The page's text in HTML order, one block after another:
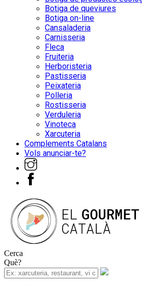
Botiga de queviures
Botiga on-line
Cansaladeria
Carnisseria
Fleca
Fruiteria
Herboristeria
Pastisseria
Peixateria
Polleria
Rostisseria
Verduleria
Vinoteca
Xarcuteria
Complements Catalans
Vols anunciar-te?
Cerca
Què?